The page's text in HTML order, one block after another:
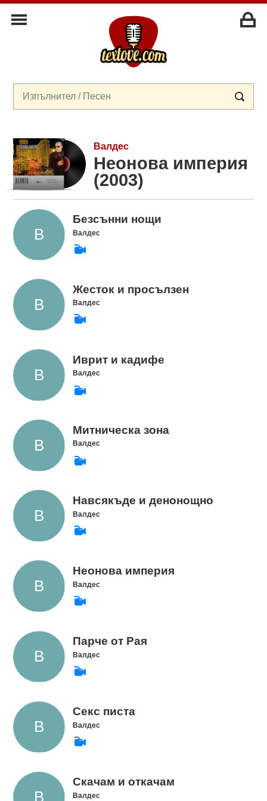
Валдес
Неонова империя
(2003)
Безсънни нощи
Валдес
Жесток и просълзен
Валдес
Иврит и кадифе
Валдес
Митническа зона
Валдес
Навсякъде и денонощно
Валдес
Неонова империя
Валдес
Парче от Рая
Валдес
Секс писта
Валдес
Скачам и откачам
Валдес